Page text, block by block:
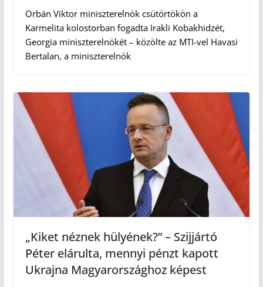
Orbán Viktor miniszterelnök csütörtökön a
Karmelita kolostorban fogadta Irakli Kobakhidzét,
Georgia miniszterelnökét – közölte az MTI-vel Havasi
Bertalan, a miniszterelnök
„Kiket néznek hülyének?” – Szijjártó
Péter elárulta, mennyi pénzt kapott
Ukrajna Magyarországhoz képest